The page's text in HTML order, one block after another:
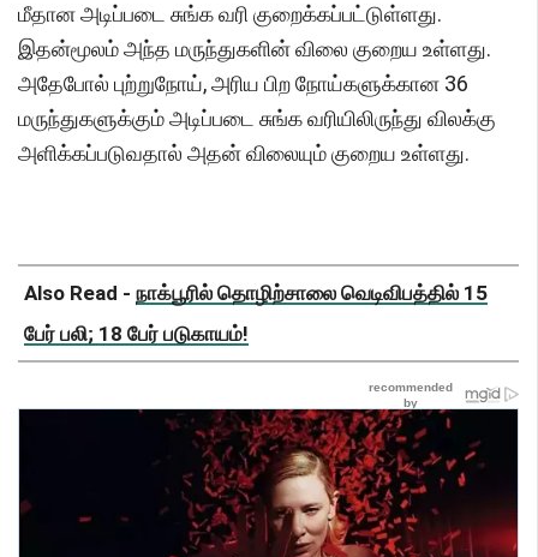
மீதான அடிப்படை சுங்க வரி குறைக்கப்பட்டுள்ளது.
இதன்மூலம் அந்த மருந்துகளின் விலை குறைய உள்ளது.
அதேபோல் புற்றுநோய், அரிய பிற நோய்களுக்கான 36
மருந்துகளுக்கும் அடிப்படை சுங்க வரியிலிருந்து விலக்கு
அளிக்கப்படுவதால் அதன் விலையும் குறைய உள்ளது.
Also Read - நாக்பூரில் தொழிற்சாலை வெடிவிபத்தில் 15
பேர் பலி; 18 பேர் படுகாயம்!